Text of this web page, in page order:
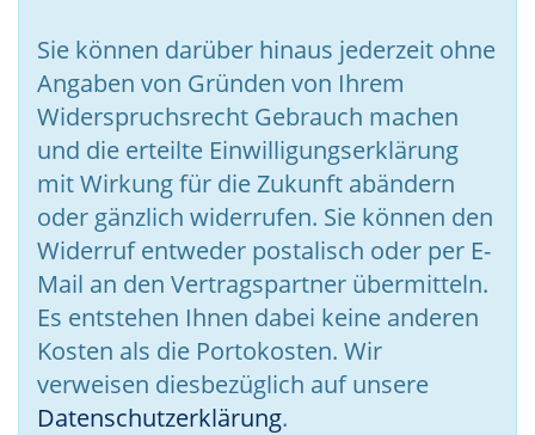
Sie können darüber hinaus jederzeit ohne
Angaben von Gründen von Ihrem
Widerspruchsrecht Gebrauch machen
und die erteilte Einwilligungserklärung
mit Wirkung für die Zukunft abändern
oder gänzlich widerrufen. Sie können den
Widerruf entweder postalisch oder per E-
Mail an den Vertragspartner übermitteln.
Es entstehen Ihnen dabei keine anderen
Kosten als die Portokosten. Wir
verweisen diesbezüglich auf unsere
Datenschutzerklärung.